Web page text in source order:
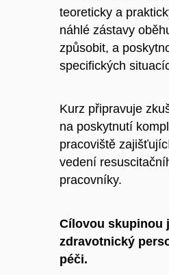
teoreticky a
náhlé zástavy
způsobit, a
specifických
Kurz připravuje
na poskytnutí
pracoviště
vedení
pracovníky.
Cílovou skupinou
zdravotnický
péči.